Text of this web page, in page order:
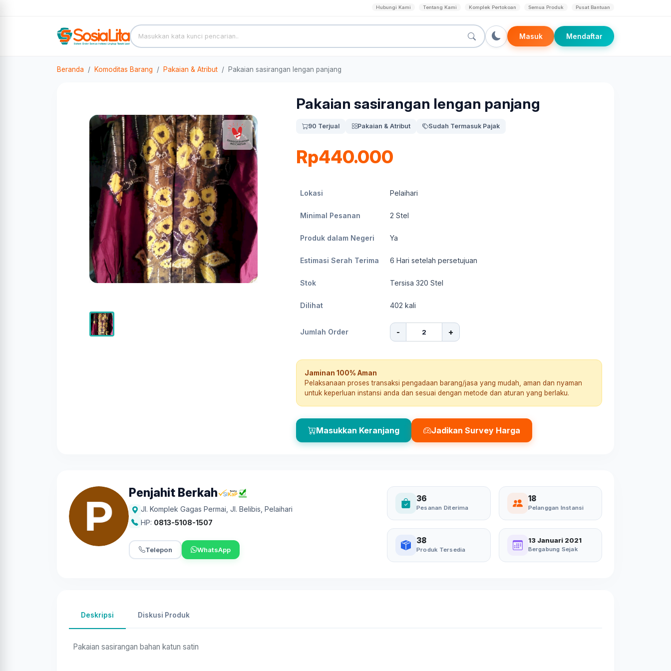
Hubungi Kami Tentang Kami Komplek Pertokoan Semua Produk Pusat Bantuan
Masuk Mendaftar
Beranda Komoditas Barang Pakaian & Atribut Pakaian sasirangan lengan panjang
Pakaian sasirangan lengan panjang
90 Terjual Pakaian & Atribut Sudah Termasuk Pajak
Rp440.000
Lokasi Pelaihari
Minimal Pesanan 2 Stel
Produk dalam Negeri Ya
Estimasi Serah Terima 6 Hari setelah persetujuan
Stok Tersisa 320 Stel
Dilihat 402 kali
Jumlah Order - +
Jaminan 100% Aman
Pelaksanaan proses transaksi pengadaan barang/jasa yang mudah, aman dan nyaman
untuk keperluan instansi anda dan sesuai dengan metode dan aturan yang berlaku.
Masukkan Keranjang Jadikan Survey Harga
Penjahit Berkah
Jl. Komplek Gagas Permai, Jl. Belibis Pelaihari
HP: 0813-5108-1507
Telepon WhatsApp
36
Pesanan Diterima
18
Pelanggan Instansi
38
Produk Tersedia
13 Januari 2021
Bergabung Sejak
Deskripsi Diskusi Produk
Pakaian sasirangan bahan katun satin